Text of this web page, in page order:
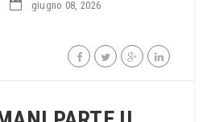
giugno 08, 2026